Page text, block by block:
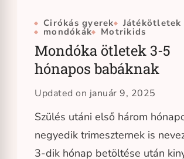
Cirókás gyerek Játékötletek
mondókák Motrikids
Mondóka ötletek 3-5
hónapos babáknak
Updated on január 9, 2025
Szülés utáni első három
negyedik trimeszternek is
3-dik hónap betöltése után